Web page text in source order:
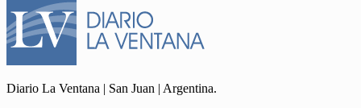
Diario La Ventana | San Juan | Argentina.